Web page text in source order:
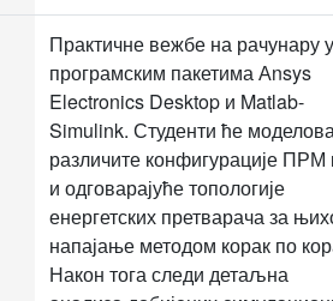
Практичне вежбе на рачунару у
програмским пакетима Аnsys
Electronics Desktop и Matlab-
Simulink. Студенти ће
различите конфигурације ПРМ
и одговарајуће топологије
енергетских претварача за
напајање методом корак по
Након тога следи детаљна